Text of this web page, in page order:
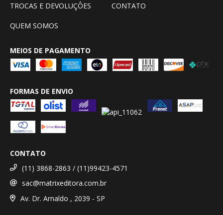
TROCAS E DEVOLUÇÔES
CONTATO
QUEM SOMOS
MEIOS DE PAGAMENTO
FORMAS DE ENVIO
CONTATO
(11) 3868-2863 / (11)99423-4571
sac@matrixeditora.com.br
Av. Dr. Arnaldo , 2039 - SP